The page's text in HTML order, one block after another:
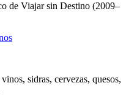
de Viajar sin Destino (2009–
sidras, cervezas, quesos,